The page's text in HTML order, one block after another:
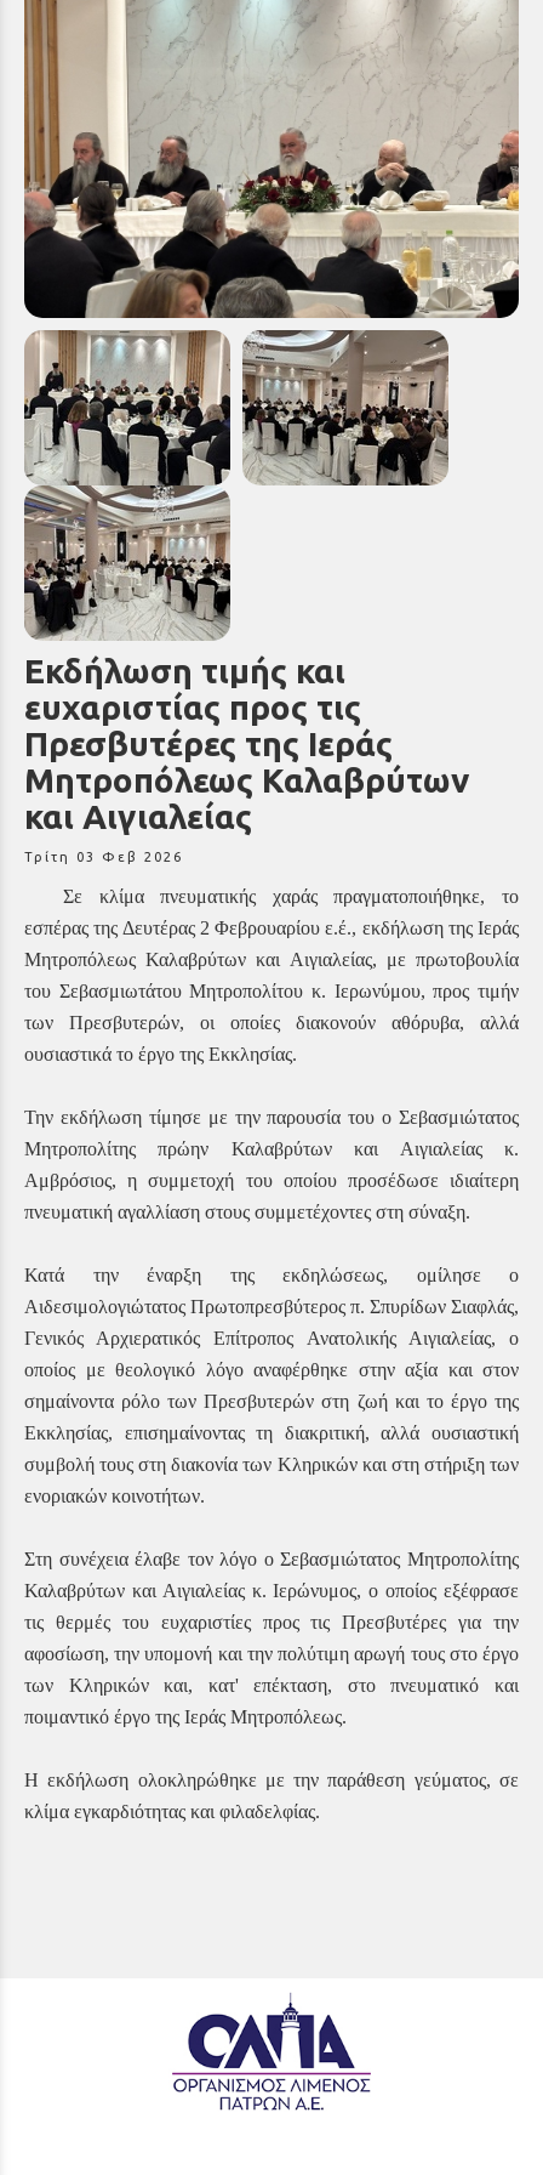
Εκδήλωση τιμής και
ευχαριστίας προς τις
Πρεσβυτέρες της Ιεράς
Μητροπόλεως Καλαβρύτων
και Αιγιαλείας
Τρίτη 03 Φεβ 2026
Σε κλίμα πνευματικής χαράς πραγματοποιήθηκε, το
εσπέρας της Δευτέρας 2 Φεβρουαρίου ε.έ., εκδήλωση της Ιεράς
Μητροπόλεως Καλαβρύτων και Αιγιαλείας, με πρωτοβουλία
του Σεβασμιωτάτου Μητροπολίτου κ. Ιερωνύμου, προς τιμήν
των Πρεσβυτερών, οι οποίες διακονούν αθόρυβα, αλλά
ουσιαστικά το έργο της Εκκλησίας.
Την εκδήλωση τίμησε με την παρουσία του ο Σεβασμιώτατος
Μητροπολίτης πρώην Καλαβρύτων και Αιγιαλείας κ.
Αμβρόσιος, η συμμετοχή του οποίου προσέδωσε ιδιαίτερη
πνευματική αγαλλίαση στους συμμετέχοντες στη σύναξη.
Κατά την έναρξη της εκδηλώσεως, ομίλησε ο
Αιδεσιμολογιώτατος Πρωτοπρεσβύτερος π. Σπυρίδων Σιαφλάς,
Γενικός Αρχιερατικός Επίτροπος Ανατολικής Αιγιαλείας, ο
οποίος με θεολογικό λόγο αναφέρθηκε στην αξία και στον
σημαίνοντα ρόλο των Πρεσβυτερών στη ζωή και το έργο της
Εκκλησίας, επισημαίνοντας τη διακριτική, αλλά ουσιαστική
συμβολή τους στη διακονία των Κληρικών και στη στήριξη των
ενοριακών κοινοτήτων.
Στη συνέχεια έλαβε τον λόγο ο Σεβασμιώτατος Μητροπολίτης
Καλαβρύτων και Αιγιαλείας κ. Ιερώνυμος, ο οποίος εξέφρασε
τις θερμές του ευχαριστίες προς τις Πρεσβυτέρες για την
αφοσίωση, την υπομονή και την πολύτιμη αρωγή τους στο έργο
των Κληρικών και, κατ' επέκταση, στο πνευματικό και
ποιμαντικό έργο της Ιεράς Μητροπόλεως.
Η εκδήλωση ολοκληρώθηκε με την παράθεση γεύματος, σε
κλίμα εγκαρδιότητας και φιλαδελφίας.